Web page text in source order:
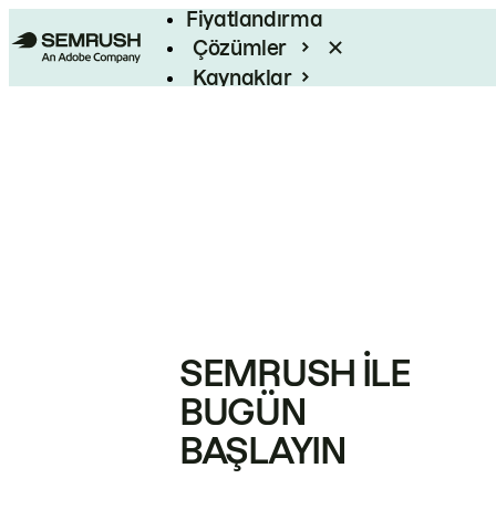
Fiyatlandırma
Çözümler
Kaynaklar
SEMRUSH ILE
BUGÜN
BAŞLAYIN